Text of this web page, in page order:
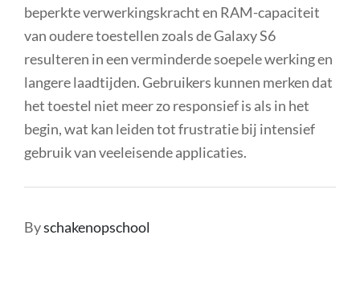
beperkte verwerkingskracht en RAM-capaciteit
van oudere toestellen zoals de Galaxy S6
resulteren in een verminderde soepele werking en
langere laadtijden. Gebruikers kunnen merken dat
het toestel niet meer zo responsief is als in het
begin, wat kan leiden tot frustratie bij intensief
gebruik van veeleisende applicaties.
Byschakenopschool